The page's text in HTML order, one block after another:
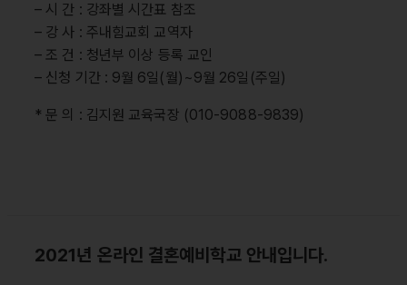
– 시 간 : 강좌별 시간표 참조
– 강 사 : 주내힘교회 교역자
– 조 건 : 청년부 이상 등록 교인
– 신청 기간 : 9월 6일(월)~9월 26일(주일)
* 문 의 : 김지원 교육국장 (010-9088-9839)
2021년 온라인 결혼예비학교 안내입니다.